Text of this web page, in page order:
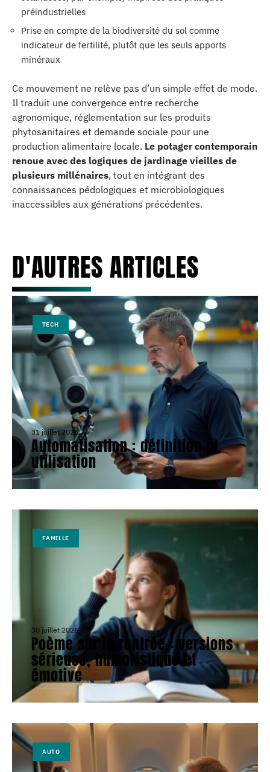
préindustrielles
Prise en compte de la biodiversité du sol comme
indicateur de fertilité, plutôt que les seuls apports
minéraux
Ce mouvement ne relève pas d’un simple effet de mode.
Il traduit une convergence entre recherche
agronomique, réglementation sur les produits
phytosanitaires et demande sociale pour une
production alimentaire locale. Le potager contemporain
renoue avec des logiques de jardinage vieilles de
plusieurs millénaires, tout en intégrant des
connaissances pédologiques et microbiologiques
inaccessibles aux générations précédentes.
D'AUTRES ARTICLES
TECH
31 juillet 2026
Automatisation : définition et
utilisation
FAMILLE
30 juillet 2026
Poème sur la rentrée : versions
sérieuse, humoristique et
émotive
AUTO